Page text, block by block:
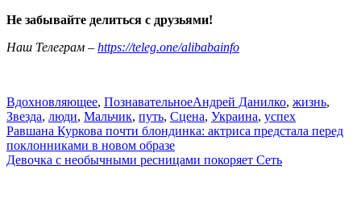
Не забывайте делиться с друзьями!
Наш Телеграм – https://teleg.one/alibabainfo
Вдохновляющее, ПознавательноеАндрей Данилко, жизнь,
Звезда, люди, Мальчик, путь, Сцена, Украина, успех
Навигация
по
Равшана Куркова почти блондинка: актриса предстала перед
поклонниками в новом образе
Девочка с необычными ресницами покоряет Сеть